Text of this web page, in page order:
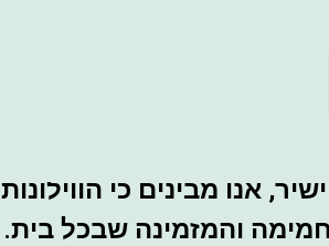
אנו מבינים כי הווילונות
והמזמינה שבכל בית.